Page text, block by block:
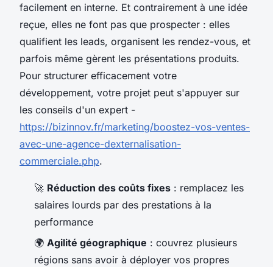
facilement en interne. Et contrairement à une idée
reçue, elles ne font pas que prospecter : elles
qualifient les leads, organisent les rendez-vous, et
parfois même gèrent les présentations produits.
Pour structurer efficacement votre
développement, votre projet peut s'appuyer sur
les conseils d'un expert -
https://bizinnov.fr/marketing/boostez-vos-ventes-
avec-une-agence-dexternalisation-
commerciale.php.
🚀 Réduction des coûts fixes : remplacez les
salaires lourds par des prestations à la
performance
🌍 Agilité géographique : couvrez plusieurs
régions sans avoir à déployer vos propres